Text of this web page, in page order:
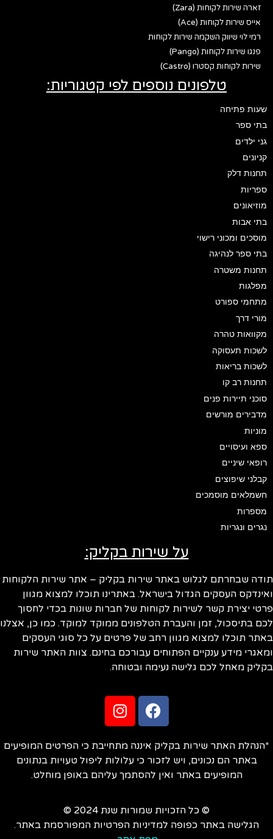
זארה שירות לקוחות (Zara)
אייס שירות לקוחות (Ace)
רמי לוי שיווק השקמה שירות לקוחות
פנגו שירות לקוחות (Pango)
שירות לקוחות קסטרו (Castro)
טלפונים נוספים לפי קטגוריות:
שעות פתיחה
בתי ספר
גני ילדים
קניונים
תחנות דלק
ספריות
מוזיאונים
בתי אבות
מוסכים ומכוני רישוי
בתי ספר לנהיגה
תחנות משטרה
מפלגות
מתחמי ספורט
מורי דרך
מקוואות טהרה
לשכות תעסוקה
לשכות בריאות
תחנות רב קו
סוכני תיירות פנים
מדבירים מורשים
מוניות
ספא ועיסויים
רופאי שיניים
קבלני שיפוצים
חשמלאים מוסמכים
מספרות
נגרים ונגריות
על שירות בקליק:
שבחרתם לגלוש באתר שירות בקליק – אתר שירות הלקוחות
העסקים הגדול בישראל. באתרינו תוכלו למצוא מגוון
יצירת קשר לשירות לקוחות של חברות שונות בכדי לחסוך
בתיסכול, זמן והעברת הטלפונים ממוקד למוקד. כמו כן, אצלנו
תוכלו למצוא מגוון רחב של פרטים על כל סוגי העסקים
מידע ענקיים הפתוחים עבורכם בחינם. צוות האתר שירות
מאחל לכם גלישה נעימה ובטוחה.
האתר שירות בקליק איננה מתחייבת כי הפרטים המופיעים
באתר הם נכונים, ויש לזכור כי עלולות ליפול טעויות בנתונים
המופיעים באתר ואין להסתמך עליהם באופן מוחלט.
© כל הזכויות שמורות שנת 2024 ©
הגלישה באתר כפופה למדיניות הפרטיות המפורסמת באתר.